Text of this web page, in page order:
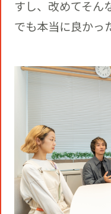
すし、改めてそん
でも本当に良かっ